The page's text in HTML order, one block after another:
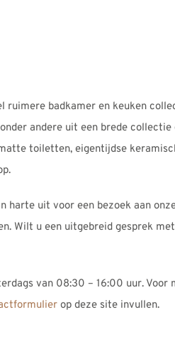
ruimere badkamer en keuken
andere uit een brede collectie
toiletten, eigentijdse
harte uit voor een bezoek aan
Wilt u een uitgebreid gesprek
van 08:30 – 16:00 uur.
op deze site invullen.